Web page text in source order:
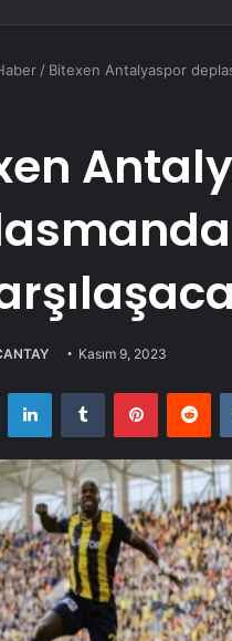
/ Bitexen Antalyaspor
Kasım 9, 2023
LinkedInTumblr Pinterest